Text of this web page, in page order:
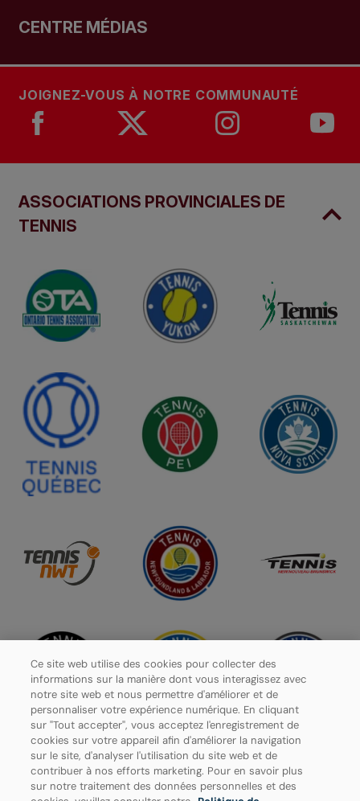
CENTRE MÉDIAS
JOIGNEZ-VOUS À NOTRE COMMUNAUTÉ
ASSOCIATIONS PROVINCIALES DE
TENNIS
Politique de confidentialité
Ce site web utilise des cookies pour collecter des
informations sur la manière dont vous interagissez avec
notre site web et nous permettre d'améliorer et de
personnaliser votre expérience numérique. En cliquant
sur "Tout accepter", vous acceptez l'enregistrement de
cookies sur votre appareil afin d'améliorer la navigation
sur le site, d'analyser l'utilisation du site web et de
contribuer à nos efforts marketing. Pour en savoir plus
sur notre traitement des données personnelles et des